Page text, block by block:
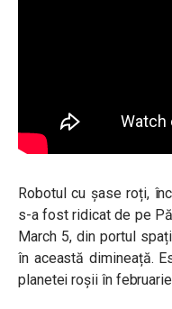
Robotul cu șase roți,
s-a fost ridicat de pe
March 5, din portul
în această dimineață.
planetei roșii în